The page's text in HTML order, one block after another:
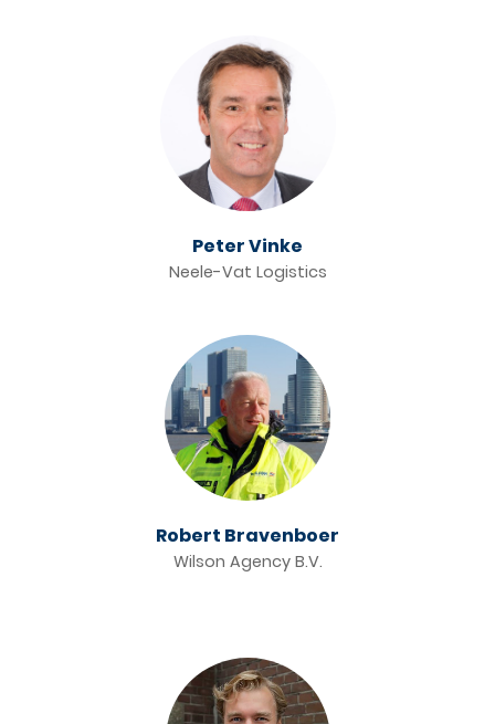
Peter Vinke
Neele-Vat Logistics
Robert Bravenboer
Wilson Agency B.V.